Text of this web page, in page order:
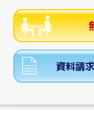
資料請求